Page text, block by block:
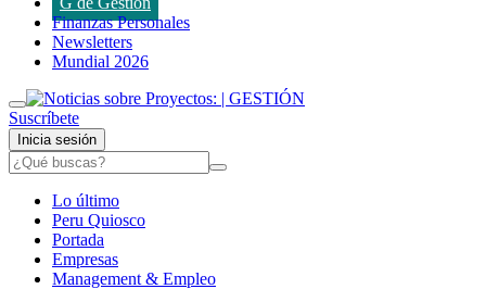
Finanzas Personales
Newsletters
Mundial 2026
Suscríbete
Inicia sesión
Lo último
Peru Quiosco
Portada
Empresas
Management & Empleo